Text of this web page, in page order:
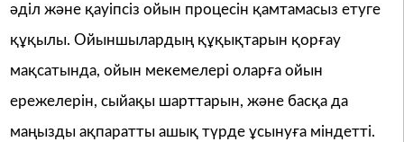
әділ және қауіпсіз ойын процесін қамтамасыз етуге
құқылы. Ойыншылардың құқықтарын қорғау
мақсатында, ойын мекемелері оларға ойын
ережелерін, сыйақы шарттарын, және басқа да
маңызды ақпаратты ашық түрде ұсынуға міндетті.